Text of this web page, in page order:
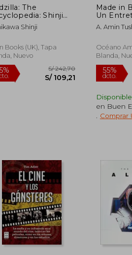
The
Shinji
Unravels
Depths of Godzilla
Shinji
Books (UK), Tapa
Nuevo
S/ 242,70
S/ 109,21
Made in
Un
Bulevar
A. Amin
Océano
Blanda,
Disponible
en Buen
Comprar